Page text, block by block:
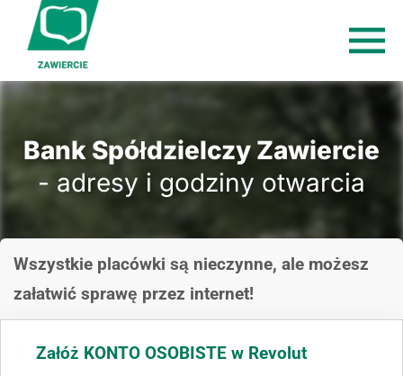
Bank Spółdzielczy Zawiercie
- adresy i godziny otwarcia
Wszystkie placówki są nieczynne, ale możesz
załatwić sprawę przez internet!
Załóż KONTO OSOBISTE w Revolut